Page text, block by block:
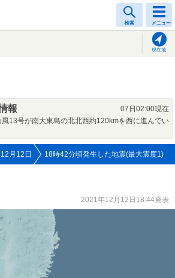
検索 メニュー
現在地
報
07日02:00現在
風13号が南大東島の北北西約120kmを西に進んでい
月12日 18時42分頃発生した地震(最大震度1)
2021年12月12日18:44発表